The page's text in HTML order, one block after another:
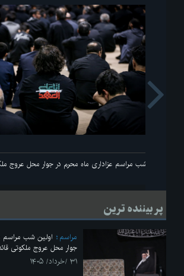
اولین شب مراسم عزاداری ماه محرم در جوار محل عروج
Next
پر بیننده ترین
مراسم
اولین شب مراسم
جوار محل عروج ملکوتی
۳۱ /خرداد/ ۱۴۰۵